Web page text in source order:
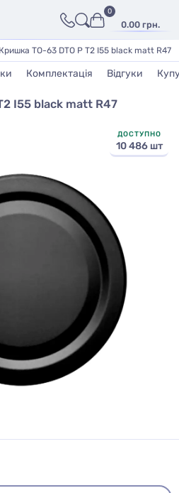
0.00 грн.
0
Кришка ТО-63 DTO P T2 I55 black matt R47
Комплектація Відгуки
I55 black matt R47
ДОСТУПНО
10 486 шт